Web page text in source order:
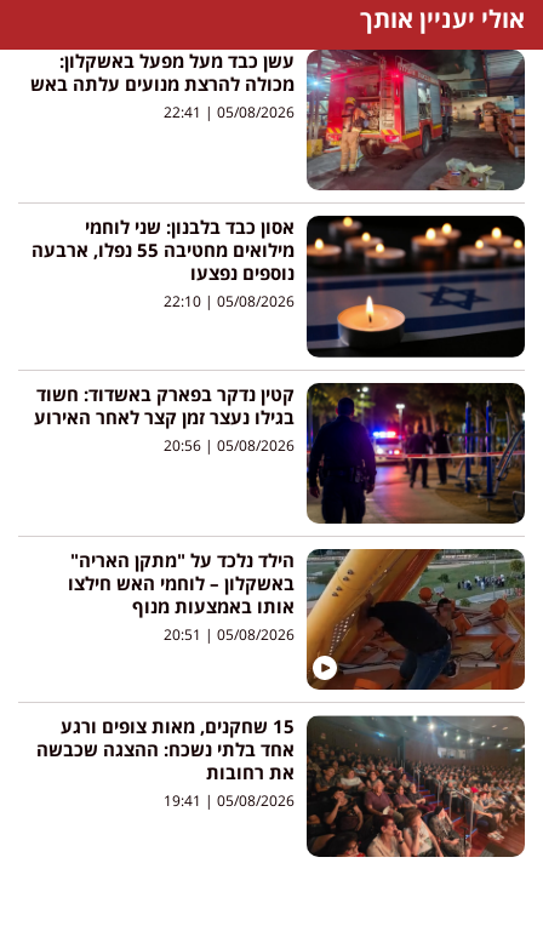
אולי יעניין אותך
עשן כבד מעל מפעל באשקלון:
מכולה להרצת מנועים עלתה באש
05/08/2026
אסון כבד בלבנון: שני לוחמי
מילואים מחטיבה 55 נפלו, ארבעה
נוספים נפצעו
05/08/2026
קטין נדקר בפארק באשדוד: חשוד
בגילו נעצר זמן קצר לאחר האירוע
05/08/2026
הילד נלכד על "מתקן האריה"
באשקלון – לוחמי האש חילצו
אותו באמצעות מנוף
05/08/2026
15 שחקנים, מאות צופים ורגע
אחד בלתי נשכח: ההצגה שכבשה
את רחובות
05/08/2026